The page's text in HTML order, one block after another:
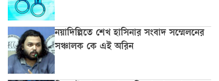
নয়াদিল্লিতে শেখ হাসিনার সংবাদ সম্মেলনের
সঞ্চালক কে এই অরিন